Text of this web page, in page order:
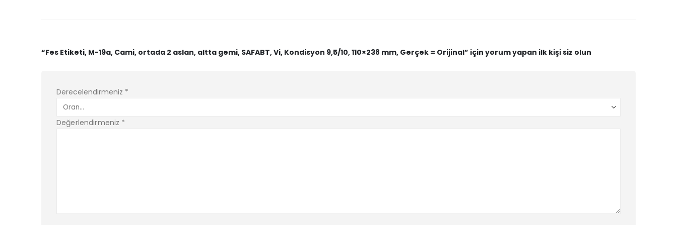
“Fes Etiketi, M-19a, Cami, ortada 2 aslan, altta gemi, SAFABT, Vi, Kondisyon 9,5/10, 110×238 mm, Gerçek = Orijinal” için yorum yapan ilk kişi siz olun
Derecelendirmeniz *
Değerlendirmeniz *